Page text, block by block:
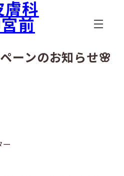
ーンのお知らせ🌸